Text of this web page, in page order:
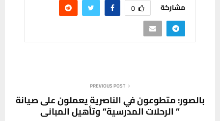
مشاركة 0
PREVIOUS POST
بالصور: متطوعون في الناصرية يعملون على صيانة
” الرحلات المدرسية” وتأهيل المباني